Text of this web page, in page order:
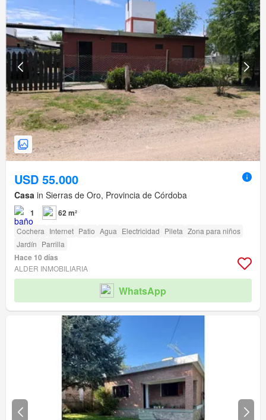
USD 55.000
Casa in Sierras de Oro, Provincia de Córdoba
1 62 m²
Cochera Internet Patio Agua Electricidad Pileta Zona para niños
Jardín Parrilla
Hace 10 días
ALDER INMOBILIARIA
WhatsApp